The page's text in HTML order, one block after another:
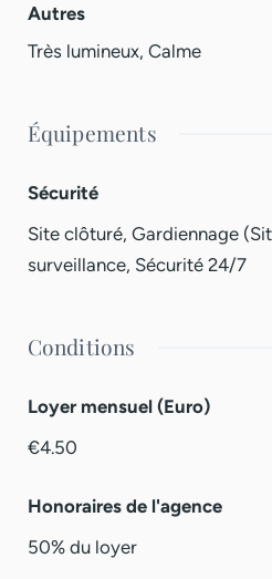
Autres
Très lumineux, Calme
Équipements
Sécurité
Site clôturé, Gardiennage
surveillance, Sécurité 24/7
Conditions
Loyer mensuel (Euro)
€4.50
Honoraires de l'agence
50% du loyer